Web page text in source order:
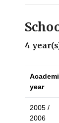
4
year
2005 /
2006